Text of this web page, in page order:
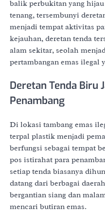
balik perbukitan yang
tenang, tersembunyi
menjadi tempat aktivitas
kejauhan, deretan tenda
alam sekitar, seolah
pertambangan emas ilegal
Deretan Tenda Biru
Penambang
Di lokasi tambang emas
terpal plastik menjadi
berfungsi sebagai tempat
pos istirahat para
setiap tenda biasanya
datang dari berbagai
bergantian siang dan
mencari butiran emas.